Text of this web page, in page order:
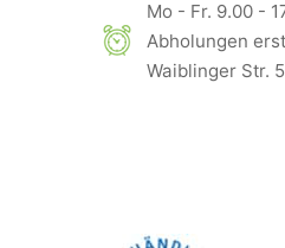
Mo - Fr. 9.00 -
Abholungen
Waiblinger Str.